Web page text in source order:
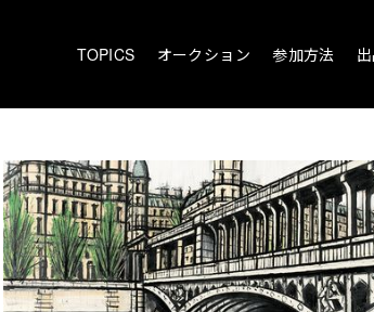
TOPICS オークション 参加方法